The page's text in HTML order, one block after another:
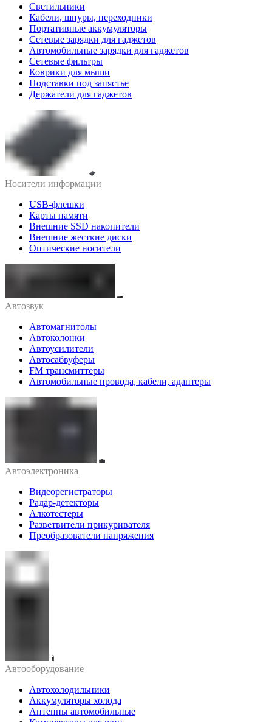
Светильники
Кабели, шнуры, переходники
Портативные аккумуляторы
Сетевые зарядки для гаджетов
Автомобильные зарядки для гаджетов
Сетевые фильтры
Коврики для мыши
Подставки под запястье
Держатели для гаджетов
Носители информации
USB-флешки
Карты памяти
Внешние SSD накопители
Внешние жесткие диски
Оптические носители
Автозвук
Автомагнитолы
Автоколонки
Автоусилители
Автосабвуферы
FM трансмиттеры
Автомобильные провода, кабели, адаптеры
Автоэлектроника
Видеорегистраторы
Радар-детекторы
Алкотестеры
Разветвители прикуривателя
Преобразователи напряжения
Автооборудование
Автохолодильники
Аккумуляторы холода
Антенны автомобильные